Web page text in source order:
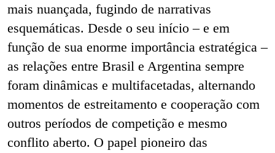
mais nuançada, fugindo de narrativas
esquemáticas. Desde o seu início – e em
função de sua enorme importância estratégica –
as relações entre Brasil e Argentina sempre
foram dinâmicas e multifacetadas, alternando
momentos de estreitamento e cooperação com
outros períodos de competição e mesmo
conflito aberto. O papel pioneiro das